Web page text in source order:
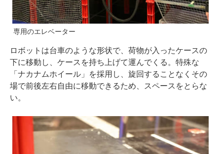
専用のエレベーター
ロボットは台車のような形状で、荷物が入ったケースの
下に移動し、ケースを持ち上げて運んでくる。特殊な
「ナカナムホイール」を採用し、旋回することなくその
場で前後左右自由に移動できるため、スペースをとらな
い。